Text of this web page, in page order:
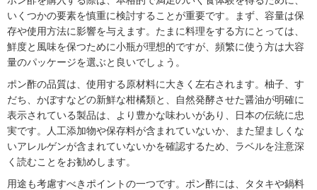
いくつかの要素を慎重に検討することが重要です。まず、容量は保
存や使用方法に影響を与えます。たまに料理をする方にとっては、
鮮度と風味を保つために小瓶が理想的ですが、頻繁に使う方は大容
量のパッケージを選ぶと良いでしょう。
ポン酢の品質は、使用する原材料に大きく左右されます。柚子、す
だち、かぼすなどの新鮮な柑橘類と、自然発酵させた醤油が明確に
表示されている製品は、より豊かな味わいがあり、日本の伝統に忠
実です。人工添加物や保存料が含まれていないか、また望ましくな
いアレルゲンが含まれていないかを確認するため、ラベルを注意深
く読むことをお勧めします。
用途も考慮すべきポイントの一つです。ポン酢には、タタキや鍋料